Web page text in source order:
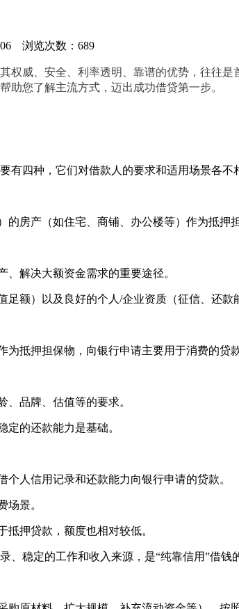
浏览次数：689
威、安全、利率透明、靠谱的优势，往往
助您了解主流方式，迈出成功借贷第一步。
有四种，它们对借款人的要求和适用场景各不
房产（如住宅、商铺、办公楼等）作为抵押
解决大额资金需求的重要途径。
额）以及良好的个人/企业资质（征信、还款
抵押担保物，向银行申请主要用于消费的贷款
品牌、估值等的要求。
的还款能力是基础。
人信用记录和还款能力向银行申请的贷款。
场景。
押贷款，额度也相对较低。
稳定的工作和收入来源，是“纯靠信用”借钱